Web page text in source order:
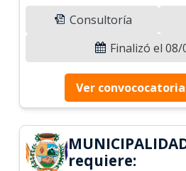
Consultoría
Finalizó el 08/
Ver
requiere: